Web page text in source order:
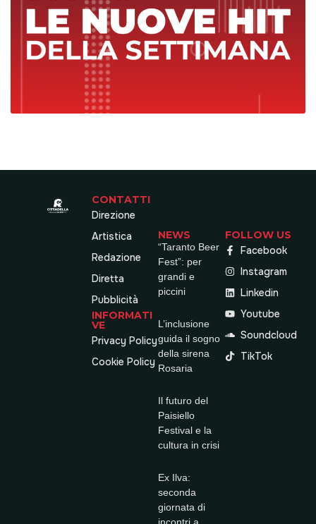
CONTATTI
Direzione
Artistica
Redazione
Diretta
Pubblicità
INFORMATI
VE
Privacy Policy
Cookie Policy
NEWS
“Taranto Beer
Fest”: per
grandi e
piccini
L’inclusione
guida il sogno
della sirena
Rosaria
Il futuro del
Paisiello
Festival e la
cultura in crisi
Ex Ilva:
seconda
giornata di
FOLLOW US
Facebook
Instagram
Linkedin
Youtube
Soundcloud
TikTok